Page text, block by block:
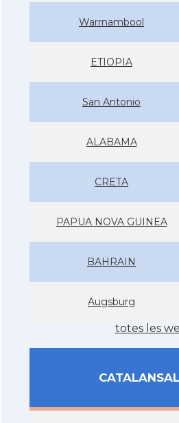
Warrnambool
ETIOPIA
San Antonio
ALABAMA
CRETA
PAPUA NOVA GUINEA
BAHRAIN
Augsburg
totes les